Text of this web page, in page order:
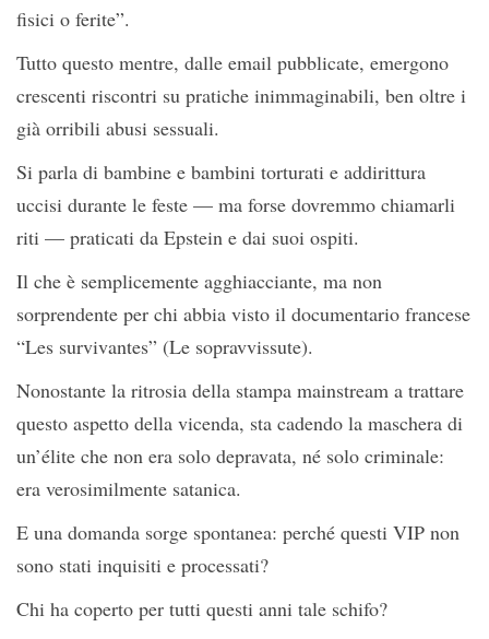
fisici o ferite”.
Tutto questo mentre, dalle email pubblicate, emergono
crescenti riscontri su pratiche inimmaginabili, ben oltre i
già orribili abusi sessuali.
Si parla di bambine e bambini torturati e addirittura
uccisi durante le feste — ma forse dovremmo chiamarli
riti — praticati da Epstein e dai suoi ospiti.
Il che è semplicemente agghiacciante, ma non
sorprendente per chi abbia visto il documentario francese
“Les survivantes” (Le sopravvissute).
Nonostante la ritrosia della stampa mainstream a trattare
questo aspetto della vicenda, sta cadendo la maschera di
un’élite che non era solo depravata, né solo criminale:
era verosimilmente satanica.
E una domanda sorge spontanea: perché questi VIP non
sono stati inquisiti e processati?
Chi ha coperto per tutti questi anni tale schifo?